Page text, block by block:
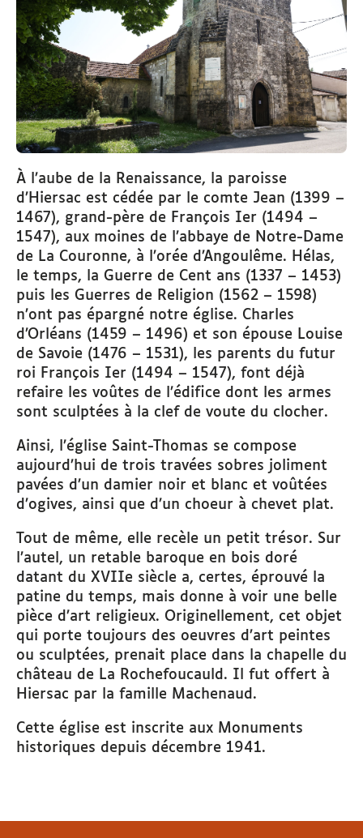
À l’aube de la Renaissance, la paroisse
d’Hiersac est cédée par le comte Jean (1399 –
1467), grand-père de François Ier (1494 –
1547), aux moines de l’abbaye de Notre-Dame
de La Couronne, à l’orée d’Angoulême. Hélas,
le temps, la Guerre de Cent ans (1337 – 1453)
puis les Guerres de Religion (1562 – 1598)
n’ont pas épargné notre église. Charles
d’Orléans (1459 – 1496) et son épouse Louise
de Savoie (1476 – 1531), les parents du futur
roi François Ier (1494 – 1547), font déjà
refaire les voûtes de l’édifice dont les armes
sont sculptées à la clef de voute du clocher.
Ainsi, l’église Saint-Thomas se compose
aujourd’hui de trois travées sobres joliment
pavées d’un damier noir et blanc et voûtées
d’ogives, ainsi que d’un choeur à chevet plat.
Tout de même, elle recèle un petit trésor. Sur
l’autel, un retable baroque en bois doré
datant du XVIIe siècle a, certes, éprouvé la
patine du temps, mais donne à voir une belle
pièce d’art religieux. Originellement, cet objet
qui porte toujours des oeuvres d’art peintes
ou sculptées, prenait place dans la chapelle du
château de La Rochefoucauld. Il fut offert à
Hiersac par la famille Machenaud.
Cette église est inscrite aux Monuments
historiques depuis décembre 1941.